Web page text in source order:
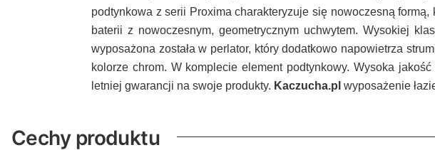
podtynkowa z serii Proxima charakteryzuje się nowoczesną formą,
baterii z nowoczesnym, geometrycznym uchwytem. Wysokiej
wyposażona została w perlator, który dodatkowo napowietrza
kolorze chrom. W komplecie element podtynkowy. Wysoka
letniej gwarancji na swoje produkty. Kaczucha.pl wyposażenie
Cechy produktu